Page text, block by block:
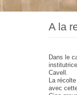
A la
Dans le
Cavell.
La
avec